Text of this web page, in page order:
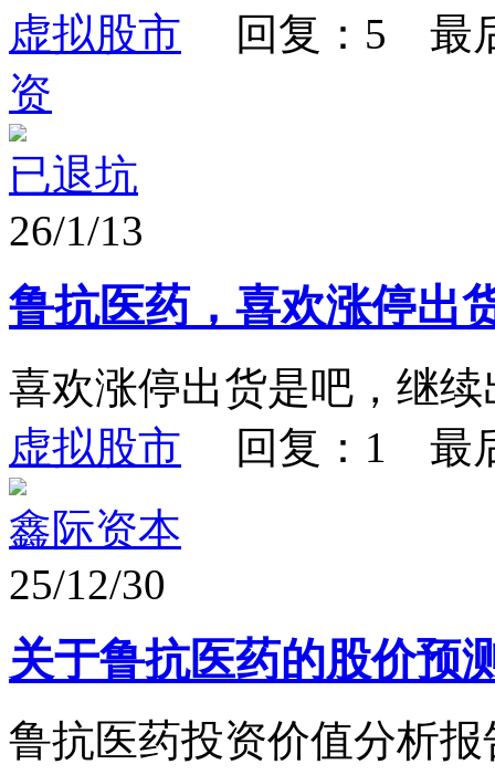
虚拟股市 回复：5 最
资
已退坑
26/1/13
鲁抗医药，喜欢涨停出
喜欢涨停出货是吧，继
虚拟股市 回复：1 最
鑫际资本
25/12/30
关于鲁抗医药的股价预
鲁抗医药投资价值分析